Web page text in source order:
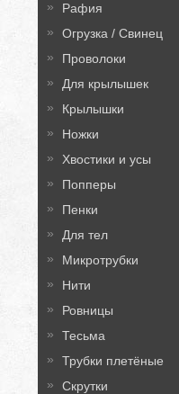
Рафия
Огрузка / Свинец
Проволоки
Для крылышек
Крылышки
Ножки
Хвостики и усы
Попперы
Пенки
Для тел
Микротрубки
Нити
Ровницы
Тесьма
Трубки плетёные
Скрутки